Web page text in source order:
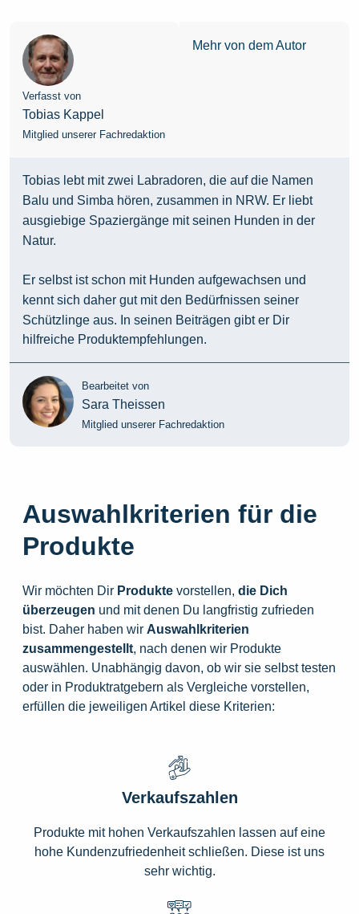
Verfasst von
Tobias Kappel
Mitglied unserer Fachredaktion
Mehr von dem Autor
Tobias lebt mit zwei Labradoren, die auf die Namen
Balu und Simba hören, zusammen in NRW. Er liebt
ausgiebige Spaziergänge mit seinen Hunden in der
Natur.
Er selbst ist schon mit Hunden aufgewachsen und
kennt sich daher gut mit den Bedürfnissen seiner
Schützlinge aus. In seinen Beiträgen gibt er Dir
hilfreiche Produktempfehlungen.
Bearbeitet von
Sara Theissen
Mitglied unserer Fachredaktion
Auswahlkriterien für die
Produkte
Wir möchten Dir Produkte vorstellen, die Dich
überzeugen und mit denen Du langfristig zufrieden
bist. Daher haben wir Auswahlkriterien
zusammengestellt, nach denen wir Produkte
auswählen. Unabhängig davon, ob wir sie selbst testen
oder in Produktratgebern als Vergleiche vorstellen,
erfüllen die jeweiligen Artikel diese Kriterien:
Verkaufszahlen
Produkte mit hohen Verkaufszahlen lassen auf eine
hohe Kundenzufriedenheit schließen. Diese ist uns
sehr wichtig.